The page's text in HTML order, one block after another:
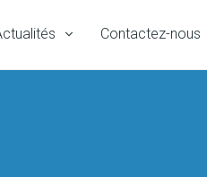
Contactez-nous